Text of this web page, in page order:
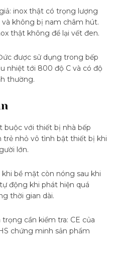
inox thật có trọng lượng
không bị nam châm hút.
thật không để lại vết đen.
được sử dụng trong bếp
nhiệt tới 800 độ C và có độ
thường.
buộc với thiết bị nhà bếp
trẻ nhỏ vô tình bật thiết bị khi
lớn.
bề mặt còn nóng sau khi
động khi phát hiện quá
thời gian dài.
cần kiểm tra: CE của
chứng minh sản phẩm